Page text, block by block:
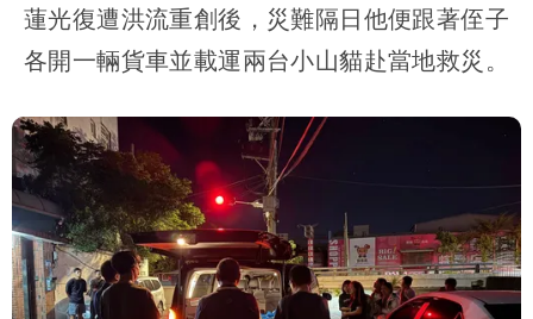
蓮光復遭洪流重創後，災難隔日他便跟著侄子
各開一輛貨車並載運兩台小山貓赴當地救災。